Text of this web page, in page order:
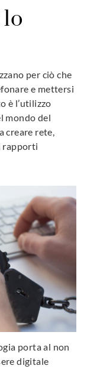
per ciò che
e mettersi
è l’utilizzo
mondo del
creare rete,
rapporti
porta al non
digitale